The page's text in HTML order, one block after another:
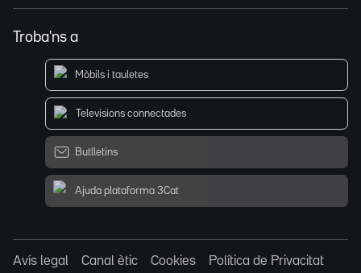
Troba'ns a
Mòbils i tauletes
Televisions connectades
Butlletins
Ajuda plataforma 3Cat
Avís legal Canal ètic Cookies Política de Privacitat